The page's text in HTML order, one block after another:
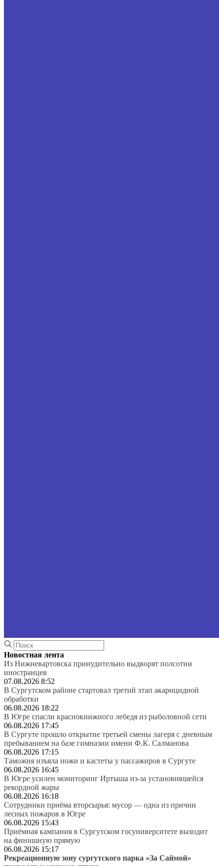
Новостная лента
Из Нижневартовска принудительно выдворят полсотни
иностранцев
07.08.2026 8:52
В Сургутском районе стартовал третий этап акарицидной
обработки
06.08.2026 18:22
В Югре спасли краснокнижного лебедя из рыболовной сети
06.08.2026 17:45
В Сургуте прошло открытие третьей смены лагеря с дневным
пребыванием на базе гимназии имени Ф.К. Салманова
06.08.2026 17:15
Таможня изъяла ножи и кастеты у пассажиров в Сургуте
06.08.2026 16:45
В Югре усилен мониторинг Иртыша из-за установившейся
рекордной жары
06.08.2026 16:18
Сотрудники приёма вторсырья: мусор — одна из причин
лесных пожаров в Югре
06.08.2026 15:43
Приёмная кампания в Сургутском госуниверситете выходит
на финишную прямую
06.08.2026 15:17
Рекреационную зону сургутского парка «За Саймой»